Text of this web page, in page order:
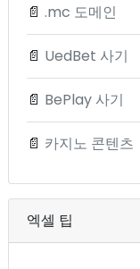
📄 .mc 도메인
📄 UedBet 사기
📄 BePlay 사기
📄 카지노 콘텐츠
엑셀 팁